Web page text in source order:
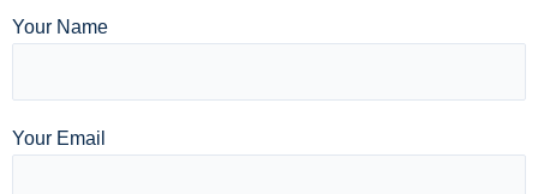
Your Name
Your Email